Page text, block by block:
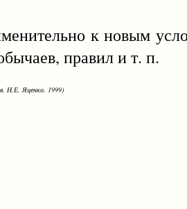
к новым
правил и т. п.
Н.Е. Яценко. 1999)